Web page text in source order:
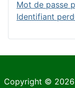
Mot de passe
Identifiant
Copyright © 2026